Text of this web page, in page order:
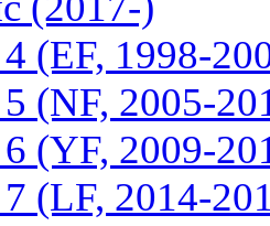
(EF, 1998-
(NF, 2005-
(YF, 2009-
(LF, 2014-